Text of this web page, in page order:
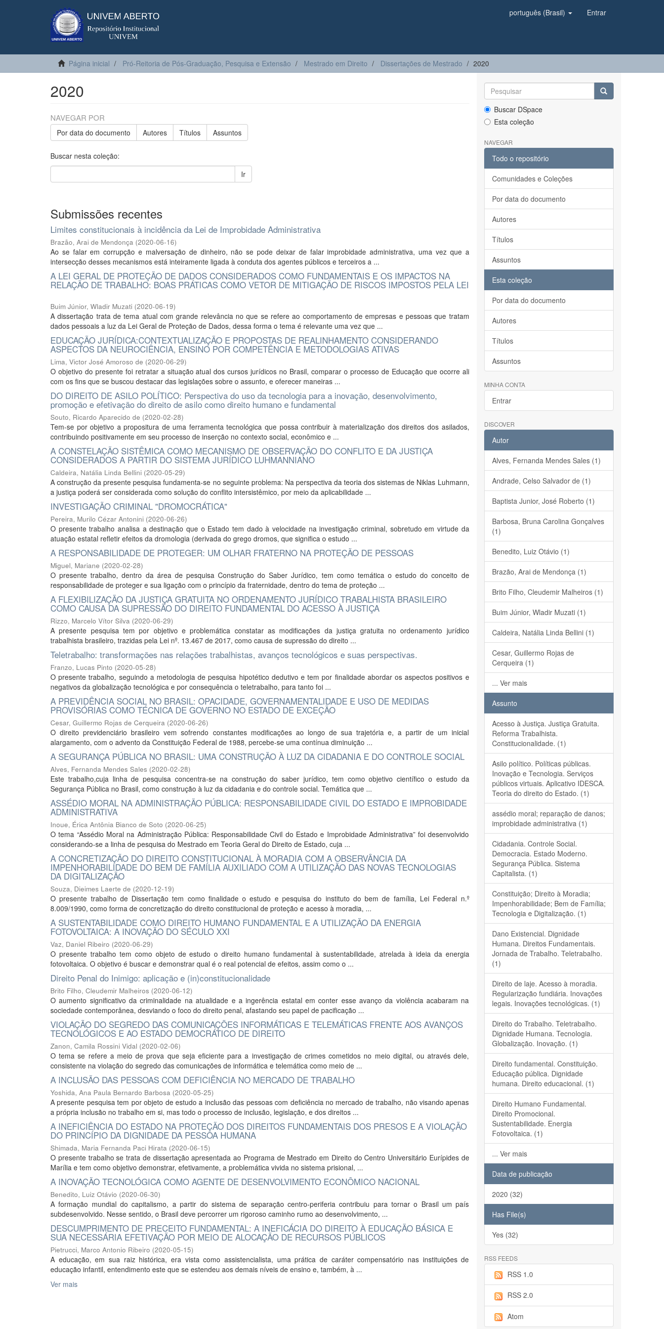
português (Brasil) Entrar
Página inicial Pró-Reitoria de Pós-Graduação, Pesquisa e Extensão Mestrado em Direito Dissertações de Mestrado 2020
2020
NAVEGAR POR
Por data do documento Autores Títulos Assuntos
Buscar nesta coleção:
Ir
Submissões recentes
Limites constitucionais à incidência da Lei de Improbidade Administrativa
Brazão, Arai de Mendonça (2020-06-16)
Ao se falar em corrupção e malversação de dinheiro, não se pode deixar de falar improbidade administrativa, uma vez que a
intersecção desses mecanismos está inteiramente ligada à conduta dos agentes públicos e terceiros a ...
A LEI GERAL DE PROTEÇÃO DE DADOS CONSIDERADOS COMO FUNDAMENTAIS E OS IMPACTOS NA
RELAÇÃO DE TRABALHO: BOAS PRÁTICAS COMO VETOR DE MITIGAÇÃO DE RISCOS IMPOSTOS PELA LEI
Buim Júnior, Wladir Muzati (2020-06-19)
A dissertação trata de tema atual com grande relevância no que se refere ao comportamento de empresas e pessoas que tratam
dados pessoais a luz da Lei Geral de Proteção de Dados, dessa forma o tema é relevante uma vez que ...
EDUCAÇÃO JURÍDICA:CONTEXTUALIZAÇÃO E PROPOSTAS DE REALINHAMENTO CONSIDERANDO
ASPECTOS DA NEUROCIÊNCIA, ENSINO POR COMPETÊNCIA E METODOLOGIAS ATIVAS
Lima, Victor José Amoroso de (2020-06-29)
O objetivo do presente foi retratar a situação atual dos cursos jurídicos no Brasil, comparar o processo de Educação que ocorre ali
com os fins que se buscou destacar das legislações sobre o assunto, e oferecer maneiras ...
DO DIREITO DE ASILO POLÍTICO: Perspectiva do uso da tecnologia para a inovação, desenvolvimento,
promoção e efetivação do direito de asilo como direito humano e fundamental
Souto, Ricardo Aparecido de (2020-02-28)
Tem-se por objetivo a propositura de uma ferramenta tecnológica que possa contribuir à materialização dos direitos dos asilados,
contribuindo positivamente em seu processo de inserção no contexto social, econômico e ...
A CONSTELAÇÃO SISTÊMICA COMO MECANISMO DE OBSERVAÇÃO DO CONFLITO E DA JUSTIÇA
CONSIDERADOS A PARTIR DO SISTEMA JURÍDICO LUHMANNIANO
Caldeira, Natália Linda Bellini (2020-05-29)
A construção da presente pesquisa fundamenta-se no seguinte problema: Na perspectiva da teoria dos sistemas de Niklas Luhmann,
a justiça poderá ser considerada como solução do conflito intersistêmico, por meio da aplicabilidade ...
INVESTIGAÇÃO CRIMINAL "DROMOCRÁTICA"
Pereira, Murilo Cézar Antonini (2020-06-26)
O presente trabalho analisa a destinação que o Estado tem dado à velocidade na investigação criminal, sobretudo em virtude da
atuação estatal refletir efeitos da dromologia (derivada do grego dromos, que significa o estudo ...
A RESPONSABILIDADE DE PROTEGER: UM OLHAR FRATERNO NA PROTEÇÃO DE PESSOAS
Miguel, Mariane (2020-02-28)
O presente trabalho, dentro da área de pesquisa Construção do Saber Jurídico, tem como temática o estudo do conceito de
responsabilidade de proteger e sua ligação com o princípio da fraternidade, dentro do tema de proteção ...
A FLEXIBILIZAÇÃO DA JUSTIÇA GRATUITA NO ORDENAMENTO JURÍDICO TRABALHISTA BRASILEIRO
COMO CAUSA DA SUPRESSÃO DO DIREITO FUNDAMENTAL DO ACESSO À JUSTIÇA
Rizzo, Marcelo Vítor Silva (2020-06-29)
A presente pesquisa tem por objetivo e problemática constatar as modificações da justiça gratuita no ordenamento jurídico
trabalhista brasileiro, trazidas pela Lei nº. 13.467 de 2017, como causa de supressão do direito ...
Teletrabalho: transformações nas relações trabalhistas, avanços tecnológicos e suas perspectivas.
Franzo, Lucas Pinto (2020-05-28)
O presente trabalho, seguindo a metodologia de pesquisa hipotético dedutivo e tem por finalidade abordar os aspectos positivos e
negativos da globalização tecnológica e por consequência o teletrabalho, para tanto foi ...
A PREVIDÊNCIA SOCIAL NO BRASIL: OPACIDADE, GOVERNAMENTALIDADE E USO DE MEDIDAS
PROVISÓRIAS COMO TÉCNICA DE GOVERNO NO ESTADO DE EXCEÇÃO
Cesar, Guillermo Rojas de Cerqueira (2020-06-26)
O direito previdenciário brasileiro vem sofrendo constantes modificações ao longo de sua trajetória e, a partir de um inicial
alargamento, com o advento da Constituição Federal de 1988, percebe-se uma contínua diminuição ...
A SEGURANÇA PÚBLICA NO BRASIL: UMA CONSTRUÇÃO À LUZ DA CIDADANIA E DO CONTROLE SOCIAL
Alves, Fernanda Mendes Sales (2020-02-28)
Este trabalho,cuja linha de pesquisa concentra-se na construção do saber jurídico, tem como objetivo científico o estudo da
Segurança Pública no Brasil, como construção à luz da cidadania e do controle social. Temática que ...
ASSÉDIO MORAL NA ADMINISTRAÇÃO PÚBLICA: RESPONSABILIDADE CIVIL DO ESTADO E IMPROBIDADE
ADMINISTRATIVA
Inoue, Érica Antônia Bianco de Soto (2020-06-25)
O tema “Assédio Moral na Administração Pública: Responsabilidade Civil do Estado e Improbidade Administrativa” foi desenvolvido
considerando-se a linha de pesquisa do Mestrado em Teoria Geral do Direito de Estado, cuja ...
A CONCRETIZAÇÃO DO DIREITO CONSTITUCIONAL À MORADIA COM A OBSERVÂNCIA DA
IMPENHORABILIDADE DO BEM DE FAMÍLIA AUXILIADO COM A UTILIZAÇÃO DAS NOVAS TECNOLOGIAS
DA DIGITALIZAÇÃO
Souza, Dieimes Laerte de (2020-12-19)
O presente trabalho de Dissertação tem como finalidade o estudo e pesquisa do instituto do bem de família, Lei Federal n.º
8.009/1990, como forma de concretização do direito constitucional de proteção e acesso à moradia, ...
A SUSTENTABILIDADE COMO DIREITO HUMANO FUNDAMENTAL E A UTILIZAÇÃO DA ENERGIA
FOTOVOLTAICA: A INOVAÇÃO DO SÉCULO XXI
Vaz, Daniel Ribeiro (2020-06-29)
O presente trabalho tem como objeto de estudo o direito humano fundamental à sustentabilidade, atrelada à ideia da energia
fotovoltaica. O objetivo é buscar e demonstrar qual é o real potencial de efeitos, assim como o ...
Direito Penal do Inimigo: aplicação e (in)constitucionalidade
Brito Filho, Cleudemir Malheiros (2020-06-12)
O aumento significativo da criminalidade na atualidade e a ingerência estatal em conter esse avanço da violência acabaram na
sociedade contemporânea, desviando o foco do direito penal, afastando seu papel de pacificação ...
VIOLAÇÃO DO SEGREDO DAS COMUNICAÇÕES INFORMÁTICAS E TELEMÁTICAS FRENTE AOS AVANÇOS
TECNOLÓGICOS E AO ESTADO DEMOCRÁTICO DE DIREITO
Zanon, Camila Rossini Vidal (2020-02-06)
O tema se refere a meio de prova que seja eficiente para a investigação de crimes cometidos no meio digital, ou através dele,
consistente na violação do segredo das comunicações de informática e telemática como meio de ...
A INCLUSÃO DAS PESSOAS COM DEFICIÊNCIA NO MERCADO DE TRABALHO
Yoshida, Ana Paula Bernardo Barbosa (2020-05-25)
A presente pesquisa tem por objeto de estudo a inclusão das pessoas com deficiência no mercado de trabalho, não visando apenas
a própria inclusão no trabalho em si, mas todo o processo de inclusão, legislação, e dos direitos ...
A INEFICIÊNCIA DO ESTADO NA PROTEÇÃO DOS DIREITOS FUNDAMENTAIS DOS PRESOS E A VIOLAÇÃO
DO PRINCÍPIO DA DIGNIDADE DA PESSOA HUMANA
Shimada, Maria Fernanda Paci Hirata (2020-06-15)
O presente trabalho se trata de dissertação apresentada ao Programa de Mestrado em Direito do Centro Universitário Eurípides de
Marília e tem como objetivo demonstrar, efetivamente, a problemática vivida no sistema prisional, ...
A INOVAÇÃO TECNOLÓGICA COMO AGENTE DE DESENVOLVIMENTO ECONÔMICO NACIONAL
Benedito, Luiz Otávio (2020-06-30)
A formação mundial do capitalismo, a partir do sistema de separação centro-periferia contribuiu para tornar o Brasil um país
subdesenvolvido. Nesse sentido, o Brasil deve percorrer um rigoroso caminho rumo ao desenvolvimento, ...
DESCUMPRIMENTO DE PRECEITO FUNDAMENTAL: A INEFICÁCIA DO DIREITO À EDUCAÇÃO BÁSICA E
SUA NECESSÁRIA EFETIVAÇÃO POR MEIO DE ALOCAÇÃO DE RECURSOS PÚBLICOS
Pietrucci, Marco Antonio Ribeiro (2020-05-15)
A educação, em sua raiz histórica, era vista como assistencialista, uma prática de caráter compensatório nas instituições de
educação infantil, entendimento este que se estendeu aos demais níveis de ensino e, também, à ...
Ver mais
Buscar DSpace
Esta coleção
NAVEGAR
Todo o repositório
Comunidades e Coleções
Por data do documento
Autores
Títulos
Assuntos
Esta coleção
Por data do documento
Autores
Títulos
Assuntos
MINHA CONTA
Entrar
DISCOVER
Autor
Alves, Fernanda Mendes Sales (1)
Andrade, Celso Salvador de (1)
Baptista Junior, José Roberto (1)
Barbosa, Bruna Carolina Gonçalves
(1)
Benedito, Luiz Otávio (1)
Brazão, Arai de Mendonça (1)
Brito Filho, Cleudemir Malheiros (1)
Buim Júnior, Wladir Muzati (1)
Caldeira, Natália Linda Bellini (1)
Cesar, Guillermo Rojas de
Cerqueira (1)
... Ver mais
Assunto
Acesso à Justiça. Justiça Gratuita.
Reforma Trabalhista.
Constitucionalidade. (1)
Asilo político. Políticas públicas.
Inovação e Tecnologia. Serviços
públicos virtuais. Aplicativo IDESCA.
Teoria do direito do Estado. (1)
assédio moral; reparação de danos;
improbidade administrativa (1)
Cidadania. Controle Social.
Democracia. Estado Moderno.
Segurança Pública. Sistema
Capitalista. (1)
Constituição; Direito à Moradia;
Impenhorabilidade; Bem de Família;
Tecnologia e Digitalização. (1)
Dano Existencial. Dignidade
Humana. Direitos Fundamentais.
Jornada de Trabalho. Teletrabalho.
(1)
Direito de laje. Acesso à moradia.
Regularização fundiária. Inovações
legais. Inovações tecnológicas. (1)
Direito do Trabalho. Teletrabalho.
Dignidade Humana. Tecnologia.
Globalização. Inovação. (1)
Direito fundamental. Constituição.
Educação pública. Dignidade
humana. Direito educacional. (1)
Direito Humano Fundamental.
Direito Promocional.
Sustentabilidade. Energia
Fotovoltaica. (1)
... Ver mais
Data de publicação
2020 (32)
Has File(s)
Yes (32)
RSS FEEDS
RSS 1.0
RSS 2.0
Atom